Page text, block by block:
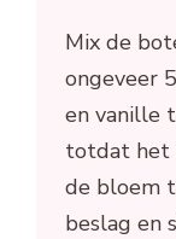
Mix de
ongeveer
en vanille
totdat het
de bloem
beslag en